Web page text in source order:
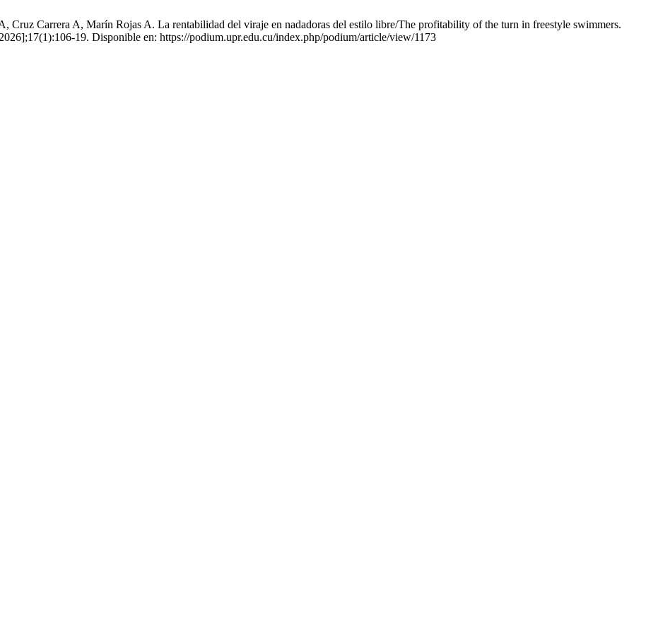
Cruz Carrera A, Marín Rojas A. La rentabilidad del viraje en nadadoras del estilo libre/The profitability of the turn in freestyle swimmers.
19. Disponible en: https://podium.upr.edu.cu/index.php/podium/article/view/1173